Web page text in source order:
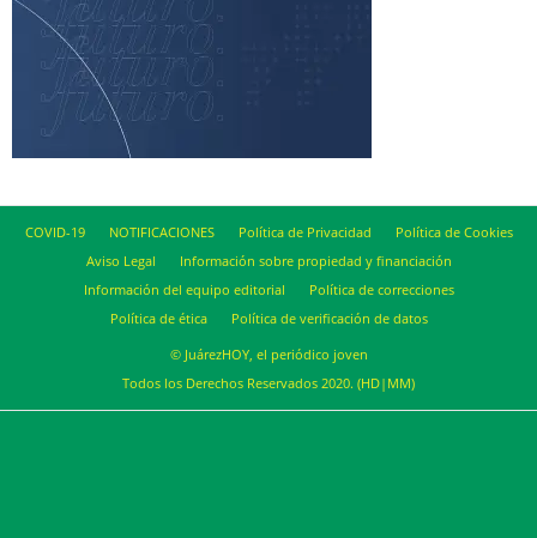
COVID-19 NOTIFICACIONES Política de Privacidad
Política de Cookies
Aviso Legal
Información sobre propiedad y financiación
Información del equipo editorial
Política de correcciones
Política de ética
Política de verificación de datos
© JuárezHOY, el periódico joven
Todos los Derechos Reservados 2020. (HD|MM)